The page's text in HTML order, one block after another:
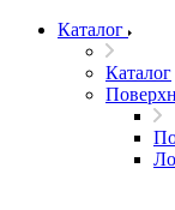
Каталог
Каталог